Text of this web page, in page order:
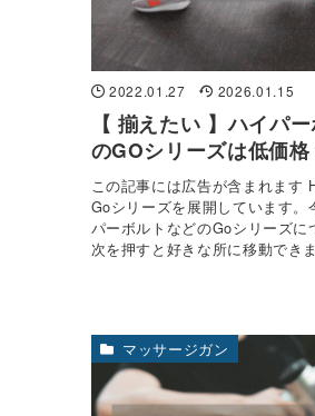
2022.01.27 2026.01.15
【 揃えたい 】ハイパ
のGOシリーズは低価
この記事には広告が含まれます
Goシリーズを展開しています
パーボルトなどのGoシリーズ
次を押すと好きな所に移動でき
マッサージガン